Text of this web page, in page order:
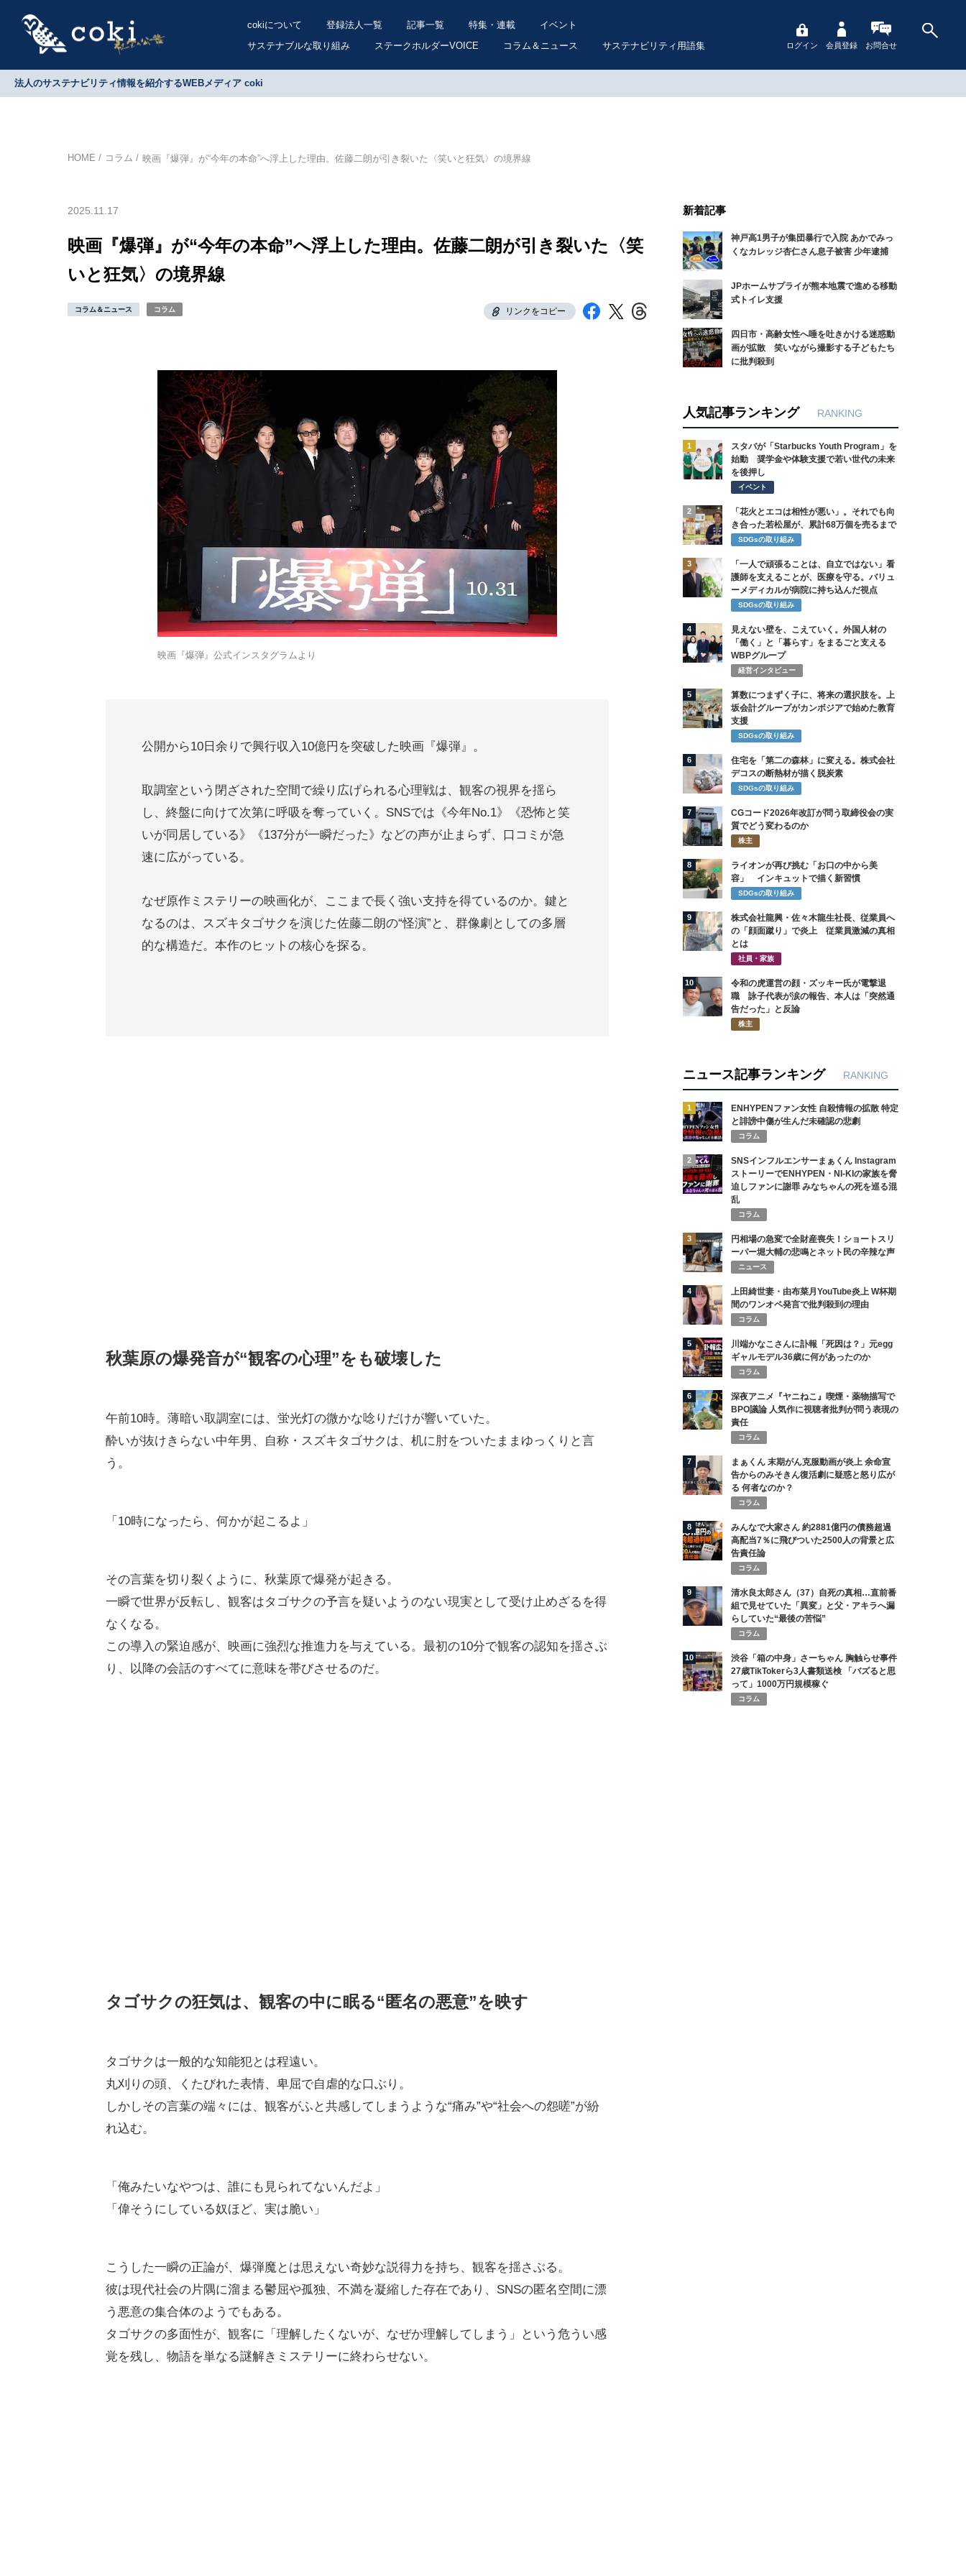
cokiについて 登録法人一覧 記事一覧 特集・連載
イベント
サステナブルな取り組み
ステークホルダーVOICE コラム＆ニュース サステナビリティ用語集 ログイン 会員登録 お問合せ
法人のサステナビリティ情報を紹介するWEBメディア coki
HOME コラム 映画『爆弾』が“今年の本命”へ浮上した理由。佐藤二朗が引き裂いた〈笑いと狂気〉の境界線
2025.11.17
映画『爆弾』が“今年の本命”へ浮上した理由。佐藤二朗が引き裂いた〈笑
いと狂気〉の境界線
コラム＆ニュース コラム リンクをコピー
映画『爆弾』公式インスタグラムより
公開から10日余りで興行収入10億円を突破した映画『爆弾』。
取調室という閉ざされた空間で繰り広げられる心理戦は、観客の視界を揺ら
し、終盤に向けて次第に呼吸を奪っていく。SNSでは《今年No.1》《恐怖と笑
いが同居している》《137分が一瞬だった》などの声が止まらず、口コミが急
速に広がっている。
なぜ原作ミステリーの映画化が、ここまで長く強い支持を得ているのか。鍵と
なるのは、スズキタゴサクを演じた佐藤二朗の“怪演”と、群像劇としての多層
的な構造だ。本作のヒットの核心を探る。
秋葉原の爆発音が“観客の心理”をも破壊した
午前10時。薄暗い取調室には、蛍光灯の微かな唸りだけが響いていた。
酔いが抜けきらない中年男、自称・スズキタゴサクは、机に肘をついたままゆっくりと言
う。
「10時になったら、何かが起こるよ」
その言葉を切り裂くように、秋葉原で爆発が起きる。
一瞬で世界が反転し、観客はタゴサクの予言を疑いようのない現実として受け止めざるを得
なくなる。
この導入の緊迫感が、映画に強烈な推進力を与えている。最初の10分で観客の認知を揺さぶ
り、以降の会話のすべてに意味を帯びさせるのだ。
タゴサクの狂気は、観客の中に眠る“匿名の悪意”を映す
タゴサクは一般的な知能犯とは程遠い。
丸刈りの頭、くたびれた表情、卑屈で自虐的な口ぶり。
しかしその言葉の端々には、観客がふと共感してしまうような“痛み”や“社会への怨嗟”が紛
れ込む。
「俺みたいなやつは、誰にも見られてないんだよ」
「偉そうにしている奴ほど、実は脆い」
こうした一瞬の正論が、爆弾魔とは思えない奇妙な説得力を持ち、観客を揺さぶる。
彼は現代社会の片隅に溜まる鬱屈や孤独、不満を凝縮した存在であり、SNSの匿名空間に漂
う悪意の集合体のようでもある。
タゴサクの多面性が、観客に「理解したくないが、なぜか理解してしまう」という危うい感
覚を残し、物語を単なる謎解きミステリーに終わらせない。
新着記事
神戸高1男子が集団暴行で入院 あかでみっ
くなカレッジ杏仁さん息子被害 少年逮捕
JPホームサプライが熊本地震で進める移動
式トイレ支援
四日市・高齢女性へ唾を吐きかける迷惑動
画が拡散 笑いながら撮影する子どもたち
に批判殺到
人気記事ランキング RANKING
1
スタバが「Starbucks Youth Program」を
始動 奨学金や体験支援で若い世代の未来
を後押し
イベント
2
「花火とエコは相性が悪い」。それでも向
き合った若松屋が、累計68万個を売るまで
SDGsの取り組み
3
「一人で頑張ることは、自立ではない」看
護師を支えることが、医療を守る。バリュ
ーメディカルが病院に持ち込んだ視点
SDGsの取り組み
4
見えない壁を、こえていく。外国人材の
「働く」と「暮らす」をまるごと支える
WBPグループ
経営インタビュー
5
算数につまずく子に、将来の選択肢を。上
坂会計グループがカンボジアで始めた教育
支援
SDGsの取り組み
6
住宅を「第二の森林」に変える。株式会社
デコスの断熱材が描く脱炭素
SDGsの取り組み
7
CGコード2026年改訂が問う取締役会の実
質でどう変わるのか
株主
8
ライオンが再び挑む「お口の中から美
容」 インキュットで描く新習慣
SDGsの取り組み
9
株式会社龍興・佐々木龍生社長、従業員へ
の「顔面蹴り」で炎上 従業員激減の真相
とは
社員・家族
10
令和の虎運営の顔・ズッキー氏が電撃退
職 詠子代表が涙の報告、本人は「突然通
告だった」と反論
株主
ニュース記事ランキング RANKING
1
ENHYPENファン女性 自殺情報の拡散 特定
と誹謗中傷が生んだ未確認の悲劇
コラム
2
SNSインフルエンサーまぁくん Instagram
ストーリーでENHYPEN・NI-KIの家族を脅
迫しファンに謝罪 みなちゃんの死を巡る混
乱
コラム
3
円相場の急変で全財産喪失！ショートスリ
ーパー堀大輔の悲鳴とネット民の辛辣な声
ニュース
4
上田綺世妻・由布菜月YouTube炎上 W杯期
間のワンオペ発言で批判殺到の理由
コラム
5
川端かなこさんに訃報「死因は？」元egg
ギャルモデル36歳に何があったのか
コラム
6
深夜アニメ『ヤニねこ』喫煙・薬物描写で
BPO議論 人気作に視聴者批判が問う表現の
責任
コラム
7
まぁくん 末期がん克服動画が炎上 余命宣
告からのみそきん復活劇に疑惑と怒り広が
る 何者なのか？
コラム
8
みんなで大家さん 約2881億円の債務超過
高配当7％に飛びついた2500人の背景と広
告責任論
コラム
9
清水良太郎さん（37）自死の真相…直前番
組で見せていた「異変」と父・アキラへ漏
らしていた“最後の苦悩”
コラム
10
渋谷「箱の中身」さーちゃん 胸触らせ事件
27歳TikTokerら3人書類送検 「バズると思
って」1000万円規模稼ぐ
コラム